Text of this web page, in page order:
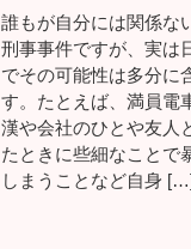
誰もが自分には関係な
刑事事件ですが、実は
でその可能性は多分に
す。たとえば、満員電
漢や会社のひとや友人
たときに些細なことで
しまうことなど自身